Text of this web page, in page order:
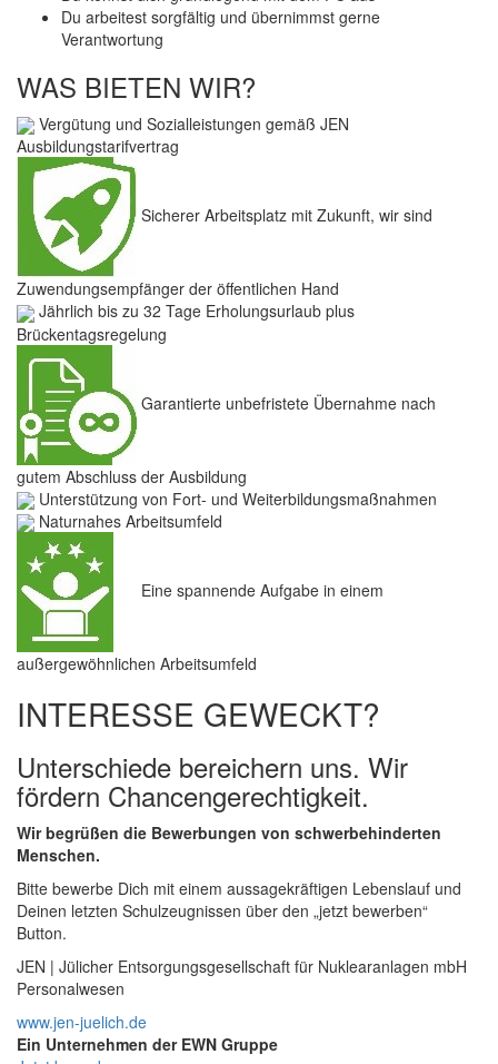
Du arbeitest sorgfältig und übernimmst gerne
Verantwortung
WAS BIETEN WIR?
Vergütung und Sozialleistungen gemäß JEN
Ausbildungstarifvertrag
Sicherer Arbeitsplatz mit Zukunft, wir sind
Zuwendungsempfänger der öffentlichen Hand
Jährlich bis zu 32 Tage Erholungsurlaub plus
Brückentagsregelung
Garantierte unbefristete Übernahme nach
gutem Abschluss der Ausbildung
Unterstützung von Fort- und Weiterbildungsmaßnahmen
Naturnahes Arbeitsumfeld
Eine spannende Aufgabe in einem
außergewöhnlichen Arbeitsumfeld
INTERESSE GEWECKT?
Unterschiede bereichern uns. Wir
fördern Chancengerechtigkeit.
Wir begrüßen die Bewerbungen von schwerbehinderten
Menschen.
Bitte bewerbe Dich mit einem aussagekräftigen Lebenslauf und
Deinen letzten Schulzeugnissen über den „jetzt bewerben“
Button.
JEN | Jülicher Entsorgungsgesellschaft für Nuklearanlagen mbH
Personalwesen
www.jen-juelich.de
Ein Unternehmen der EWN Gruppe